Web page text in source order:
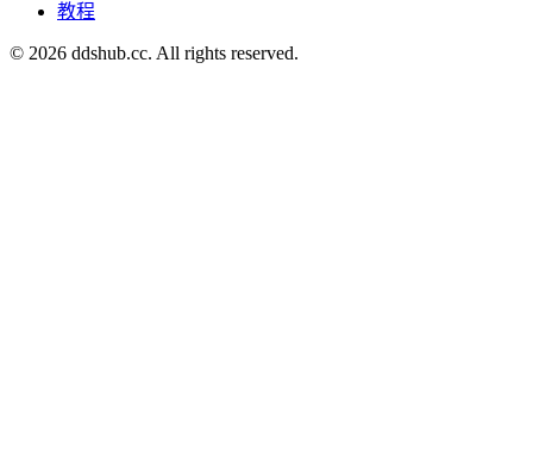
教程
© 2026 ddshub.cc. All rights reserved.